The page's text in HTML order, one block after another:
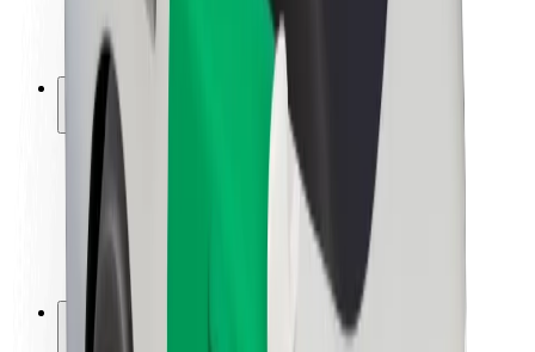
მედია
ურბანული ფონდი
უსაფრთხოება
მგზავრების უსაფრთხოება
მძღოლების უსაფრთხოება
სკუტერის უსაფრთხოება
უსაფრთხოება
ქალაქები